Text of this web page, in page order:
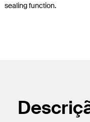
sealing function.